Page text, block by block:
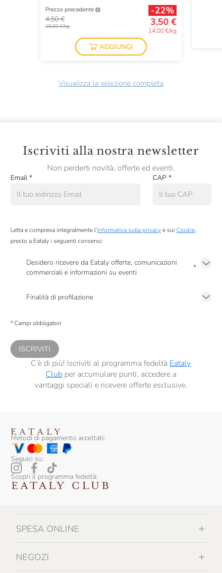
Prezzo precedente
4,50 €
18,00 €/kg
-22%
3,50 €
14,00 €/kg
AGGIUNGI
Visualizza la selezione completa
Iscriviti alla nostra newsletter
Non perderti novità, offerte ed eventi.
Email * CAP *
Letta e compresa integralmente l’Informativa sulla privacye sui Cookie,
presto a Eataly i seguenti consensi:
Desidero ricevere da Eataly offerte, comunicazioni
commerciali e informazioni su eventi
*
Finalità di profilazione
comunicazioni commerciali personalizzate, in caso di consenso prestato ai
* Campi obbligatori
ISCRIVITI
C’è di più! Iscriviti al programma fedeltà Eataly
Clubper accumulare punti, accedere a
vantaggi speciali e ricevere offerte esclusive.
Metodi di pagamento accettati:
Seguici su:
Scopri il programma fedeltà:
SPESA ONLINE
NEGOZI